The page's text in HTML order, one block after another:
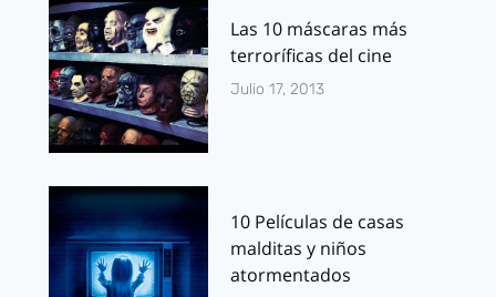
Las 10 máscaras más
terroríficas del cine
Julio 17, 2013
10 Películas de casas
malditas y niños
atormentados